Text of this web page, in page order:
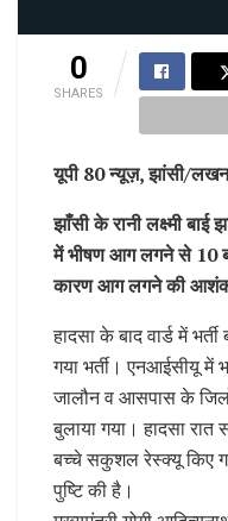
0
SHARES
यूपी 80 न्यूज़, झांसी/
झाँसी के रानी लक्ष्मी
में भीषण आग लगने से 10
कारण आग लगने की
हादसा के बाद वार्ड में
गया भर्ती। एनआईसीयू में
जालौन व आसपास के
बुलाया गया। हादसा
बच्चे सकुशल रेस्क्यू किए
पुष्टि की है।